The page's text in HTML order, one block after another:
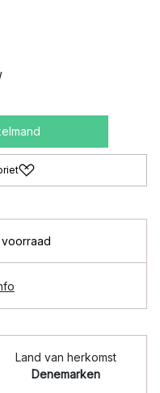
Land van herkomst
Denemarken